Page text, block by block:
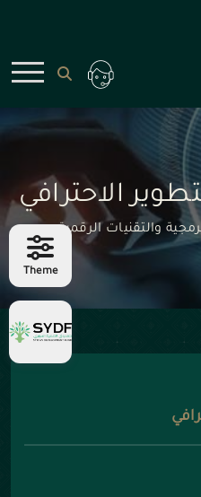
Theme
الاحترافي
والتقنيات الرقمية